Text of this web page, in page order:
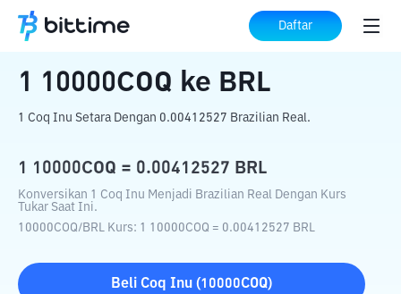
Daftar
Beranda Konverter Kripto 10000COQ ke BRL
1 10000COQ ke BRL
1 Coq Inu Setara Dengan 0.00412527 Brazilian Real.
1 10000COQ = 0.00412527 BRL
Konversikan 1 Coq Inu Menjadi Brazilian Real Dengan Kurs
Tukar Saat Ini.
10000COQ/BRL Kurs: 1 10000COQ = 0.00412527 BRL
Beli Coq Inu (10000COQ)